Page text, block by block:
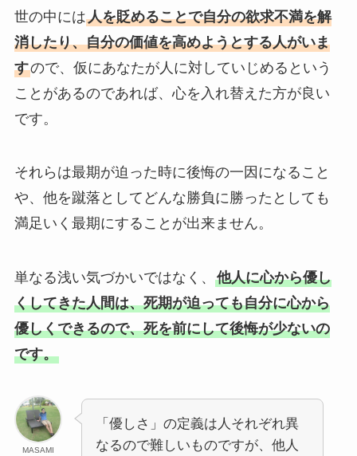
世の中には人を貶めることで自分の欲求不満を解
消したり、自分の価値を高めようとする人がいま
すので、仮にあなたが人に対していじめるという
ことがあるのであれば、心を入れ替えた方が良い
です。
それらは最期が迫った時に後悔の一因になること
や、他を蹴落としてどんな勝負に勝ったとしても
満足いく最期にすることが出来ません。
単なる浅い気づかいではなく、 他人に心から優し
くしてきた人間は、死期が迫っても自分に心から
優しくできるので、死を前にして後悔が少ないの
です。
MASAMI
「優しさ」の定義は人それぞれ異
なるので難しいものですが、他人